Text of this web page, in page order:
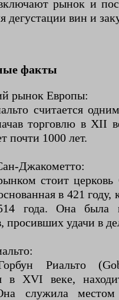
рынок и
дегустации вин и
факты
рынок Европы:
считается
торговлю в XII
почти 1000 лет.
Джакометто:
стоит
в 421 году,
года. Она была
просивших удачи в
Риальто
в XVI веке,
служила местом